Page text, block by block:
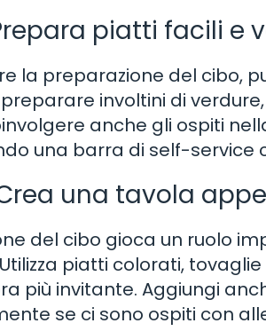
piatti facili e
la preparazione del cibo,
involtini di
anche gli ospiti
una barra di self-service
Crea una tavola
del cibo gioca un ruolo
piatti colorati,
più invitante. Aggiungi
se ci sono ospiti con